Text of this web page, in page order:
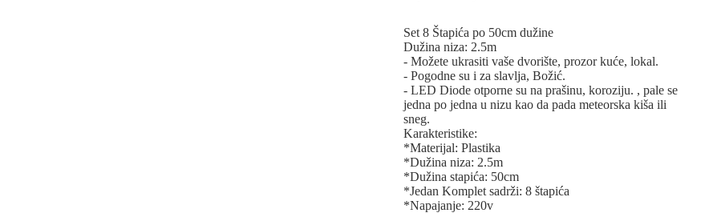
Set 8 Štapića po 50cm dužine
Dužina niza: 2.5m
- Možete ukrasiti vaše dvorište, prozor kuće, lokal.
- Pogodne su i za slavlja, Božić.
- LED Diode otporne su na prašinu, koroziju. , pale se
jedna po jedna u nizu kao da pada meteorska kiša ili
sneg.
Karakteristike:
*Materijal: Plastika
*Dužina niza: 2.5m
*Dužina stapića: 50cm
*Jedan Komplet sadrži: 8 štapića
*Napajanje: 220v